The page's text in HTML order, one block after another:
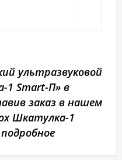
ультразвуковой
1 Smart-П» в
заказ в нашем
Шкатулка-1